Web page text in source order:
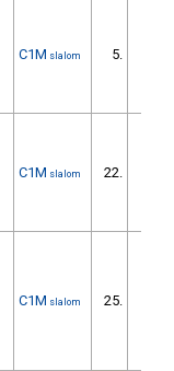
C1M slalom 5.
C1M slalom 22.
C1M slalom 25.